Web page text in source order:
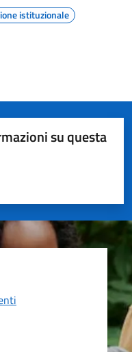
istituzionale
su questa